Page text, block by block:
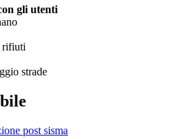
gli utenti
rifiuti
strade
post sisma